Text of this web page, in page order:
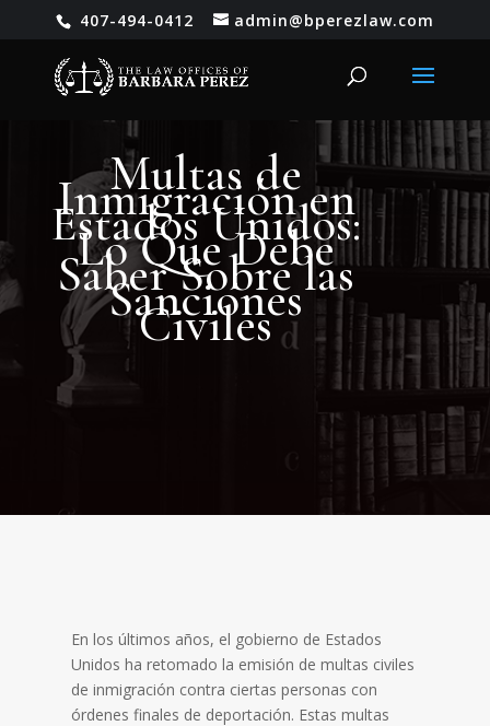
407-494-0412 admin@bperezlaw.com
Multas de
Inmigración en
Estados Unidos:
Lo Que Debe
Saber Sobre las
Sanciones
Civiles
En los últimos años, el gobierno de Estados
Unidos ha retomado la emisión de multas civiles
de inmigración contra ciertas personas con
órdenes finales de deportación. Estas multas